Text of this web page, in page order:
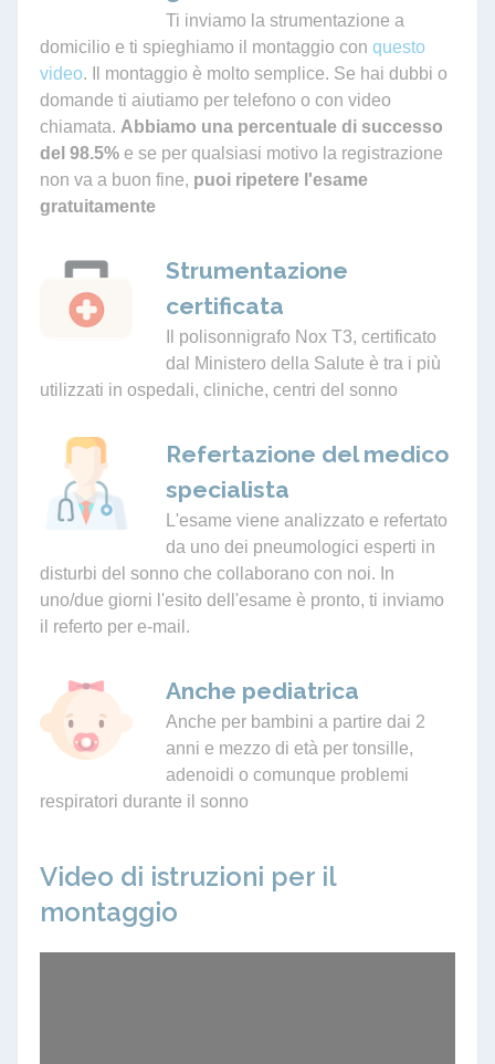
Ti inviamo la strumentazione a
domicilio e ti spieghiamo il montaggio con questo
video. Il montaggio è molto semplice. Se hai dubbi o
domande ti aiutiamo per telefono o con video
chiamata. Abbiamo una percentuale di successo
del 98.5% e se per qualsiasi motivo la registrazione
non va a buon fine, puoi ripetere l'esame
gratuitamente
Strumentazione
certificata
Il polisonnigrafo Nox T3, certificato
dal Ministero della Salute è tra i più
utilizzati in ospedali, cliniche, centri del sonno
Refertazione del medico
specialista
L'esame viene analizzato e refertato
da uno dei pneumologici esperti in
disturbi del sonno che collaborano con noi. In
uno/due giorni l'esito dell'esame è pronto, ti inviamo
il referto per e-mail.
Anche pediatrica
Anche per bambini a partire dai 2
anni e mezzo di età per tonsille,
adenoidi o comunque problemi
respiratori durante il sonno
Video di istruzioni per il
montaggio